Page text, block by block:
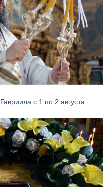
с 1 по 2 августа